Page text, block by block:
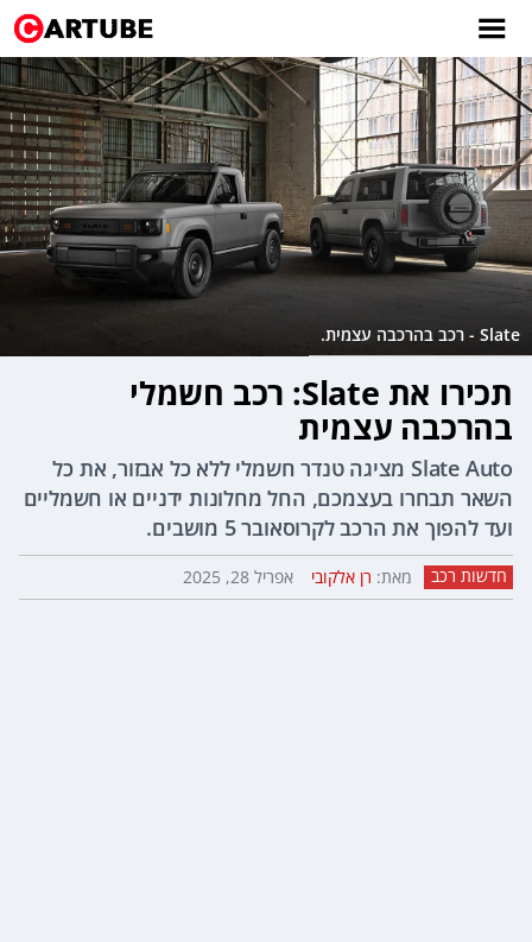
Slate - רכב בהרכבה עצמית.
תכירו את Slate: רכב חשמלי
בהרכבה עצמית
Slate Auto מציגה טנדר חשמלי ללא כל אבזור, את כל
השאר תבחרו בעצמכם, החל מחלונות ידניים או חשמליים
ועד להפוך את הרכב לקרוסאובר 5 מושבים.
חדשות רכב מאת: רן אלקובי אפריל 28, 2025